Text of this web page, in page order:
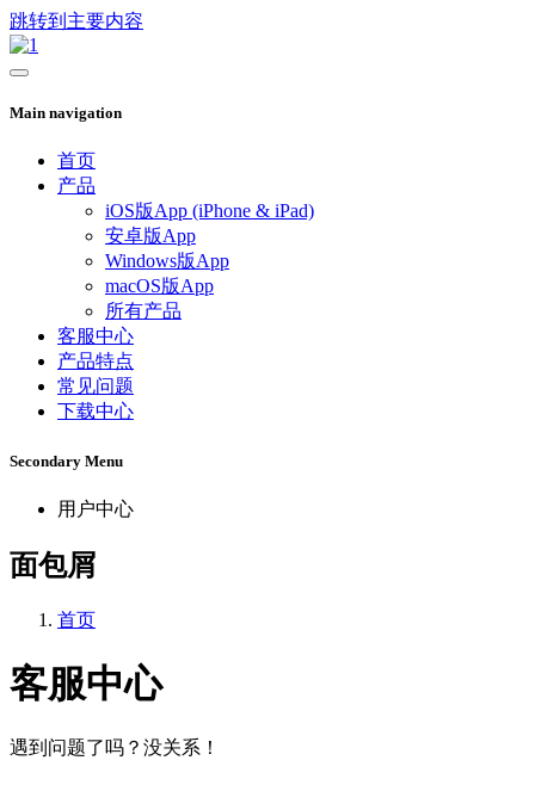
跳转到主要内容
Main navigation
首页
产品
iOS版App (iPhone & iPad)
安卓版App
Windows版App
macOS版App
所有产品
客服中心
产品特点
常见问题
下载中心
Secondary Menu
用户中心
面包屑
首页
客服中心
遇到问题了吗？没关系！